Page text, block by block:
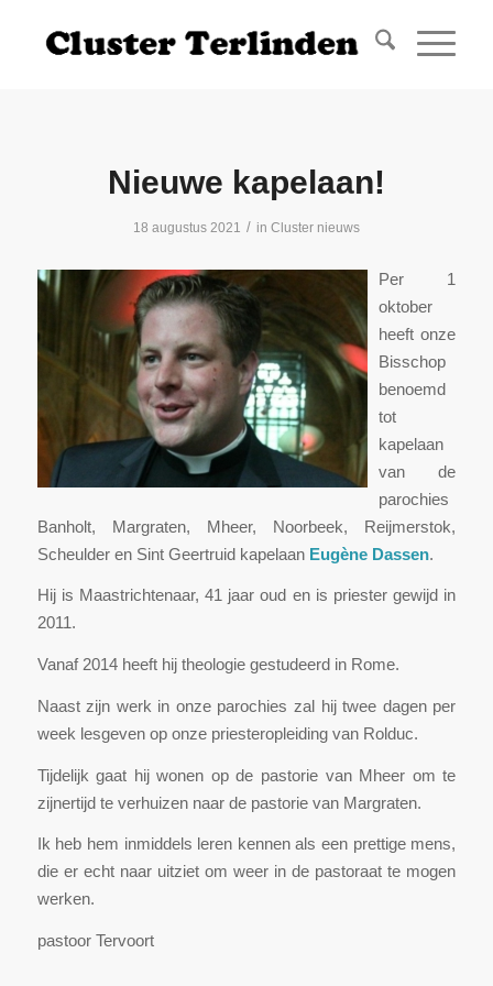
Nieuwe kapelaan!
18 augustus 2021 / in Cluster nieuws
Per 1
oktober
heeft onze
Bisschop
benoemd
tot
kapelaan
van de
parochies
Banholt, Margraten, Mheer, Noorbeek, Reijmerstok,
Scheulder en Sint Geertruid kapelaan Eugène Dassen.
Hij is Maastrichtenaar, 41 jaar oud en is priester gewijd in
2011.
Vanaf 2014 heeft hij theologie gestudeerd in Rome.
Naast zijn werk in onze parochies zal hij twee dagen per
week lesgeven op onze priesteropleiding van Rolduc.
Tijdelijk gaat hij wonen op de pastorie van Mheer om te
zijnertijd te verhuizen naar de pastorie van Margraten.
Ik heb hem inmiddels leren kennen als een prettige mens,
die er echt naar uitziet om weer in de pastoraat te mogen
werken.
pastoor Tervoort